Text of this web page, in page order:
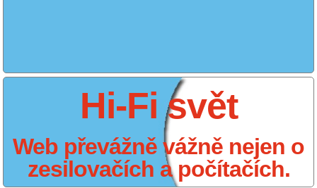
Hi-Fi svět
Web převážně vážně nejen o
zesilovačích a počítačích.